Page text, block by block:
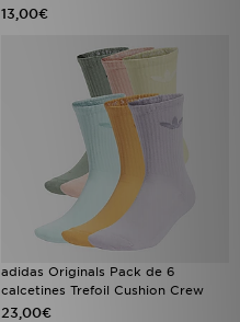
13,00€
adidas Originals Pack de 6
calcetines Trefoil Cushion Crew
23,00€